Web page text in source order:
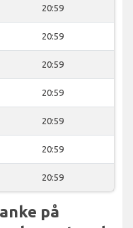
20:59
20:59
20:59
20:59
20:59
20:59
20:59
på